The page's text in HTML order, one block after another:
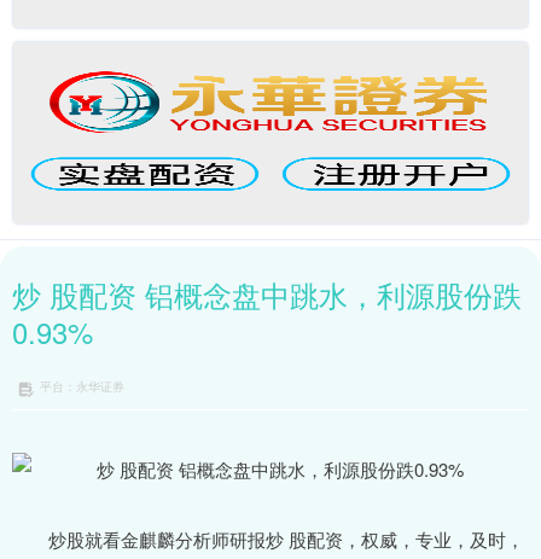
炒 股配资 铝概念盘中跳水，利源股份跌
0.93%
平台：永华证券
炒股就看金麒麟分析师研报炒 股配资，权威，专业，及时，